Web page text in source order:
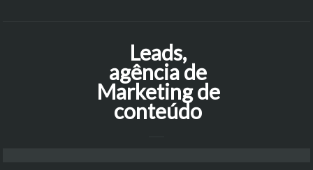
Leads,
agência de
Marketing de
conteúdo